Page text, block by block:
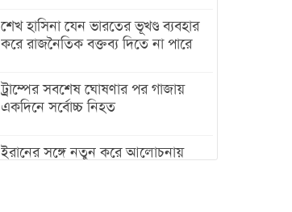
শেখ হাসিনা যেন ভারতের ভূখণ্ড ব্যবহার
করে রাজনৈতিক বক্তব্য দিতে না পারে
ট্রাম্পের সবশেষ ঘোষণার পর গাজায়
একদিনে সর্বোচ্চ নিহত
ইরানের সঙ্গে নতুন করে আলোচনায়